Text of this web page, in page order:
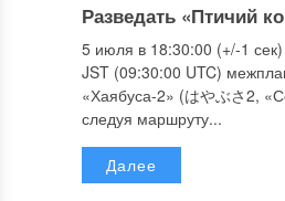
Разведать «Птичий
5 июля в 18:30:00 (+/-1 сек)
JST (09:30:00 UTC)
«Хаябуса-2» (はやぶさ2,
следуя маршруту...
Далее